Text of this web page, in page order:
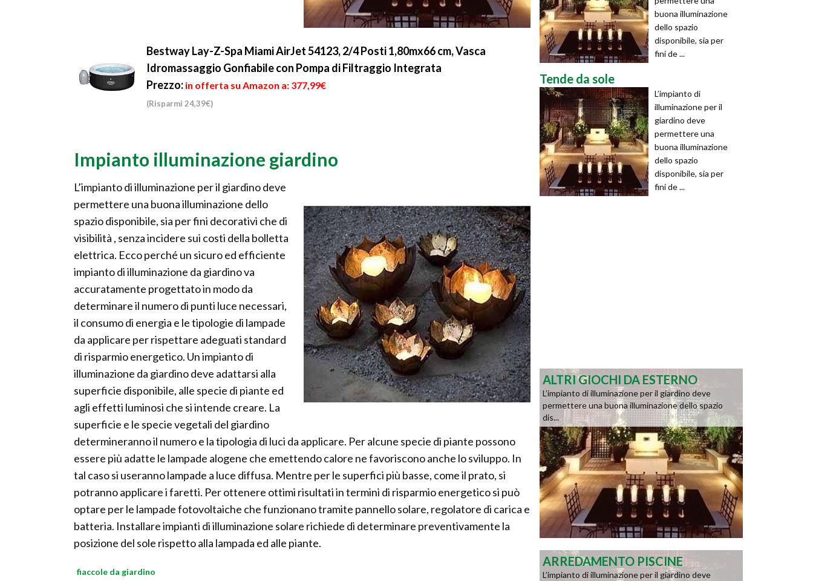
Bestway Lay-Z-Spa Miami AirJet 54123, 2/4 Posti 1,80mx66 cm, Vasca
Idromassaggio Gonfiabile con Pompa di Filtraggio Integrata
Prezzo: in offerta su Amazon a: 377,99€
(Risparmi 24,39€)
Impianto illuminazione giardino
L’impianto di illuminazione per il giardino deve
permettere una buona illuminazione dello
spazio disponibile, sia per fini decorativi che di
visibilità , senza incidere sui costi della bolletta
elettrica. Ecco perché un sicuro ed efficiente
impianto di illuminazione da giardino va
accuratamente progettato in modo da
determinare il numero di punti luce necessari,
il consumo di energia e le tipologie di lampade
da applicare per rispettare adeguati standard
di risparmio energetico. Un impianto di
illuminazione da giardino deve adattarsi alla
superficie disponibile, alle specie di piante ed
agli effetti luminosi che si intende creare. La
superficie e le specie vegetali del giardino
determineranno il numero e la tipologia di luci da applicare. Per alcune specie di piante possono
essere più adatte le lampade alogene che emettendo calore ne favoriscono anche lo sviluppo. In
tal caso si useranno lampade a luce diffusa. Mentre per le superfici più basse, come il prato, si
potranno applicare i faretti. Per ottenere ottimi risultati in termini di risparmio energetico si può
optare per le lampade fotovoltaiche che funzionano tramite pannello solare, regolatore di carica e
batteria. Installare impianti di illuminazione solare richiede di determinare preventivamente la
posizione del sole rispetto alla lampada ed alle piante.
fiaccole da giardino
buona illuminazione
dello spazio
disponibile, sia per
fini de ...
Tende da sole
L’impianto di
illuminazione per il
giardino deve
permettere una
buona illuminazione
dello spazio
disponibile, sia per
fini de ...
ALTRI GIOCHI DA ESTERNO
L’impianto di illuminazione per il giardino deve
permettere una buona illuminazione dello spazio
dis...
ARREDAMENTO PISCINE
L’impianto di illuminazione per il giardino deve